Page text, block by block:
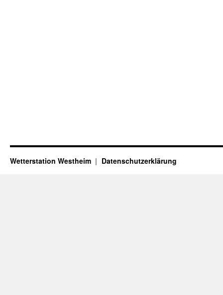
Wetterstation Westheim Datenschutzerklärung